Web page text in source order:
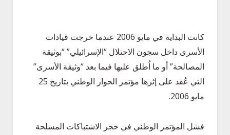
كانت البداية في مايو 2006 عندما خرجت قيادات
الأسرى داخل سجون الاحتلال “الإسرائيلي” “بوثيقة
المصالحة” أو ما اُطلق عليها فيما بعد “وثيقة الأسرى”
التي عُقد على إثرها مؤتمر الحوار الوطني بتاريخ 25
مايو 2006.
فشل المؤتمر الوطني في حجر الاشتباكات المسلحة